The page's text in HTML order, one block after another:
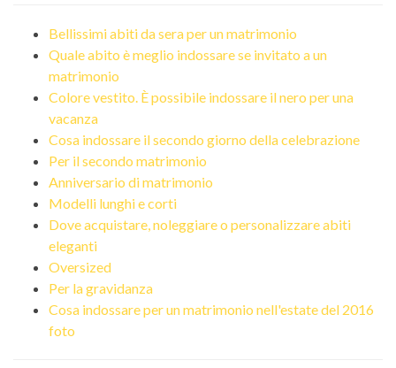
Bellissimi abiti da sera per un matrimonio
Quale abito è meglio indossare se invitato a un
matrimonio
Colore vestito. È possibile indossare il nero per una
vacanza
Cosa indossare il secondo giorno della celebrazione
Per il secondo matrimonio
Anniversario di matrimonio
Modelli lunghi e corti
Dove acquistare, noleggiare o personalizzare abiti
eleganti
Oversized
Per la gravidanza
Cosa indossare per un matrimonio nell'estate del 2016
foto